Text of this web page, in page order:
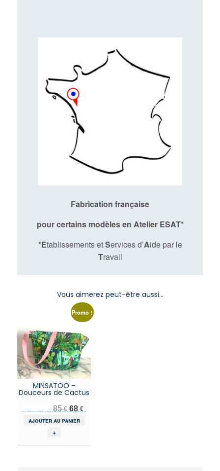
Fabrication française
pour certains modèles en Atelier ESAT*
*Etablissements etServices d’Aide par le
Travail
Vous aimerez peut-être aussi…
Promo !
MINSATOO –
Douceurs de Cactus
85€ Le prix initial était : 85 €.
68 €Le prix actuel est : 68 €.
ajouter au panier
+